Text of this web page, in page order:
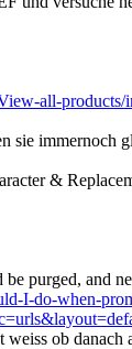
all-products/
sie immernoch
&
purged, and
I-do-when-
ob